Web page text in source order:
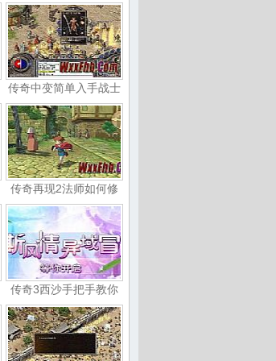
传奇中变简单入手战士
传奇再现2法师如何修
传奇3西沙手把手教你